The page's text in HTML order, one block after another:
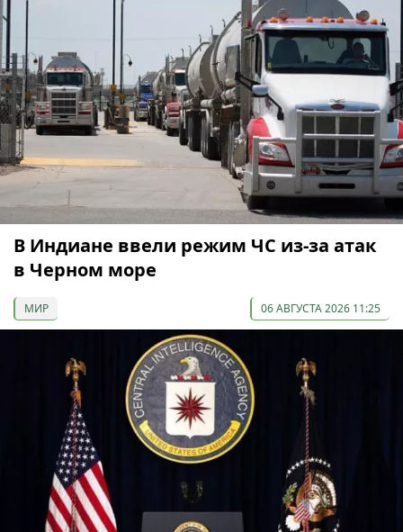
В Индиане ввели режим ЧС из-за атак
в Черном море
МИР 06 АВГУСТА 2026 11:25